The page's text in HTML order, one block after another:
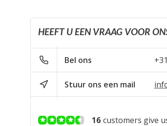
HEEFT U EEN VRAAG VOOR
Bel ons
Stuur ons een mail
16 customers give